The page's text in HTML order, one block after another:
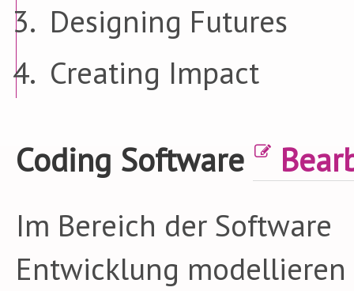
Designing Futures
Creating Impact
Coding Software
Im Bereich der Software
Entwicklung